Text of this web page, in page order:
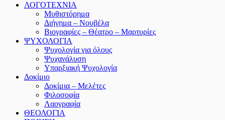
ΛΟΓΟΤΕΧΝΙΑ
Μυθιστόρημα
Διήγημα – Νουβέλα
Βιογραφίες – Θέατρο – Μαρτυρίες
ΨΥΧΟΛΟΓΙΑ
Ψυχολογία για όλους
Ψυχανάλυση
Υπαρξιακή Ψυχολογία
Δοκίμιο
Δοκίμια – Μελέτες
Φιλοσοφία
Λαογραφία
ΘΕΟΛΟΓΙΑ